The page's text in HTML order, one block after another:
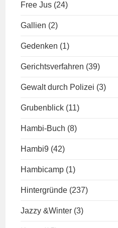
Free Jus (24)
Gallien (2)
Gedenken (1)
Gerichtsverfahren (39)
Gewalt durch Polizei (3)
Grubenblick (11)
Hambi-Buch (8)
Hambi9 (42)
Hambicamp (1)
Hintergründe (237)
Jazzy &Winter (3)